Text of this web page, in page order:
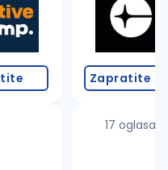
(koristite č, ć, š, đ,
grad
pretrage
Zapratite
17 oglasa